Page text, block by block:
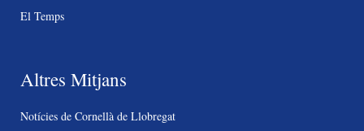
El Temps
Altres Mitjans
Notícies de Cornellà de Llobregat